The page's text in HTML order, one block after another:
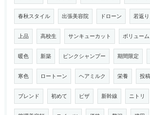
春秋スタイル 出張美容院 ドローン 若返り
上品 高校生 サンキューカット ボリューム
暖色 新築 ピンクシャンプー 期間限定
寒色 ロートーン ヘアミルク 栄養 投稿
ブレンド 初めて ピザ 新幹線 ニトリ